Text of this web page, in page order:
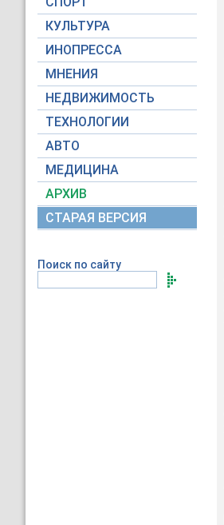
КУЛЬТУРА
ИНОПРЕССА
МНЕНИЯ
НЕДВИЖИМОСТЬ
ТЕХНОЛОГИИ
АВТО
МЕДИЦИНА
АРХИВ
СТАРАЯ ВЕРСИЯ
Поиск по сайту